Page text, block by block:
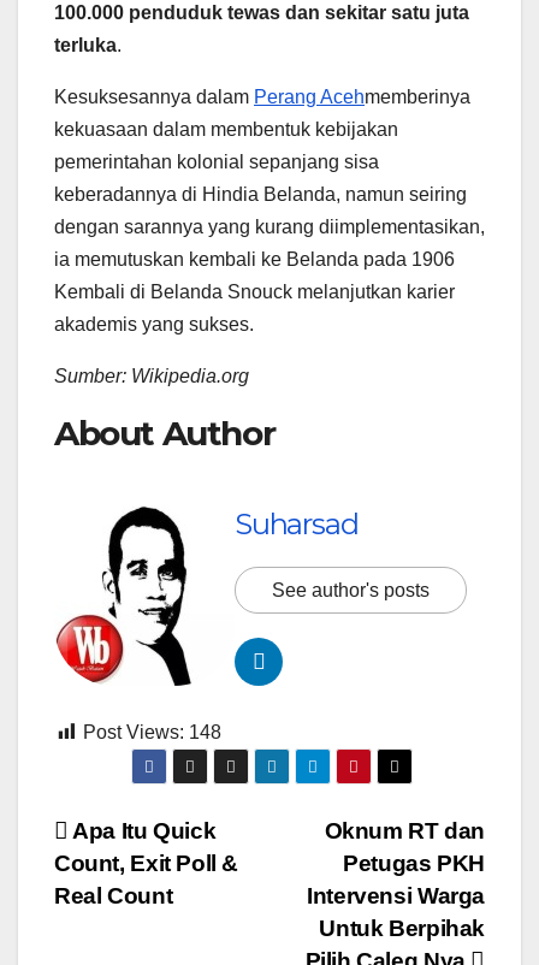
100.000 penduduk tewas dan sekitar satu juta
terluka.
Kesuksesannya dalam Perang Acehmemberinya
kekuasaan dalam membentuk kebijakan
pemerintahan kolonial sepanjang sisa
keberadannya di Hindia Belanda, namun seiring
dengan sarannya yang kurang diimplementasikan,
ia memutuskan kembali ke Belanda pada 1906
Kembali di Belanda Snouck melanjutkan karier
akademis yang sukses.
Sumber: Wikipedia.org
About Author
Suharsad
See author's posts
Post Views: 148
Navigasi
pos
Oknum RT dan
Petugas PKH
Intervensi Warga
Untuk Berpihak
Apa Itu Quick
Count, Exit Poll &
Real Count